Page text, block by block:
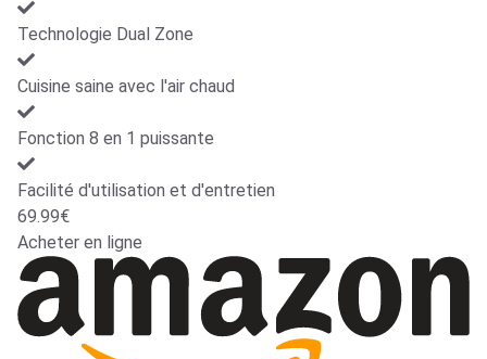
Technologie Dual Zone
Cuisine saine avec l'air chaud
Fonction 8 en 1 puissante
Facilité d'utilisation et d'entretien
69.99€
Acheter en ligne